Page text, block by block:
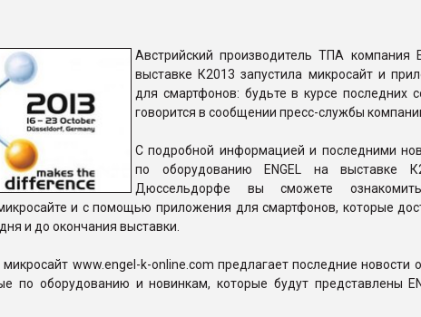
Австрийский производитель ТПА компания
выставке К2013 запустила микросайт и
для смартфонов: будьте в курсе последних
говорится в сообщении пресс-службы
С подробной информацией и последними
по оборудованию ENGEL на выставке
Дюссельдорфе вы сможете
и с помощью приложения для смартфонов, которые
и до окончания выставки.
www.engel-k-online.com предлагает последние новости
по оборудованию и новинкам, которые будут представлены